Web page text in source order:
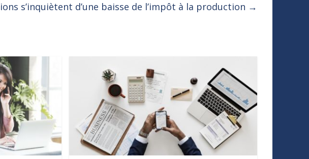
s’inquiètent d’une baisse de l’impôt à la production →